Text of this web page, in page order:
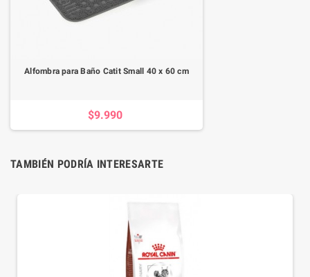
Alfombra para Baño Catit Small 40 x 60 cm
$9.990
TAMBIÉN PODRÍA INTERESARTE